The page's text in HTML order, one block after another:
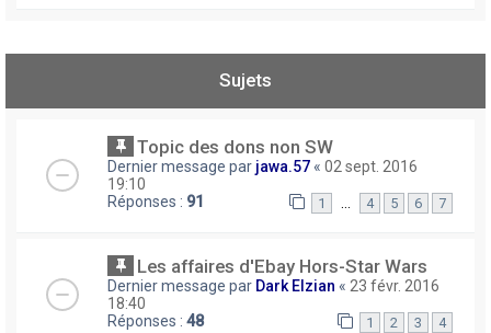
Sujets
Topic des dons non SW
Dernier message par jawa.57 « 02 sept. 2016
19:10
Réponses : 91 1 … 4 5 6 7
Les affaires d'Ebay Hors-Star Wars
Dernier message par Dark Elzian « 23 févr. 2016
18:40
Réponses : 48 1 2 3 4